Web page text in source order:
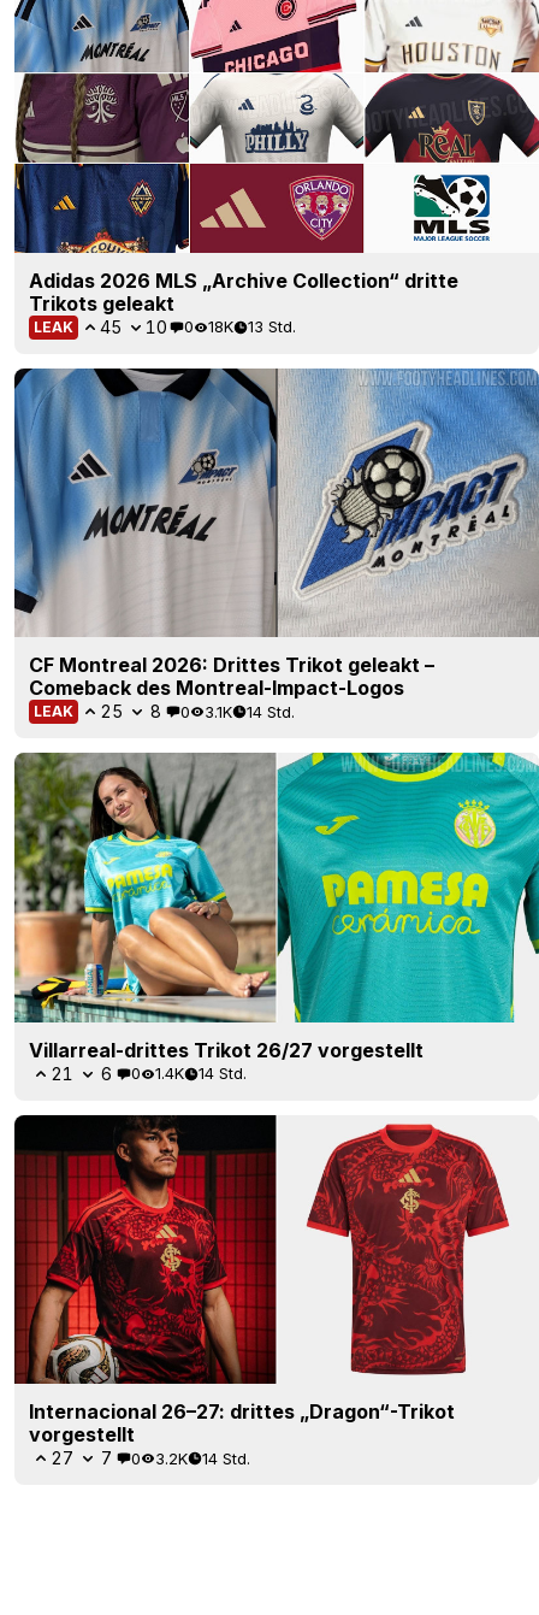
Adidas 2026 MLS „Archive Collection“ dritte
Trikots geleakt
LEAK 45 10 0 18K 13 Std.
CF Montreal 2026: Drittes Trikot geleakt –
Comeback des Montreal-Impact-Logos
LEAK 25 8 0 3.1K 14 Std.
Villarreal-drittes Trikot 26/27 vorgestellt
21 6 0 1.4K 14 Std.
Internacional 26–27: drittes „Dragon“-Trikot
vorgestellt
27 7 0 3.2K 14 Std.